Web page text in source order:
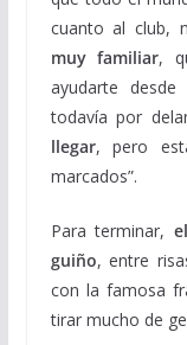
cuanto al club,
muy familiar,
ayudarte
todavía por
llegar, pero
marcados”.
Para terminar,
guiño, entre
con la famosa
tirar mucho de